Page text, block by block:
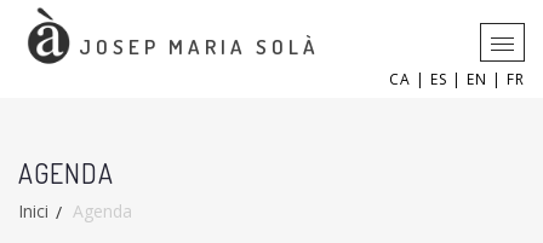
JOSEP MARIA SOLÀ
CA | ES | EN | FR
AGENDA
Inici Agenda